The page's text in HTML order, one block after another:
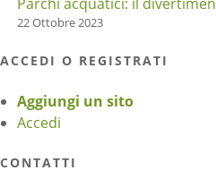
22 Ottobre 2023
ACCEDI O REGISTRATI
Aggiungi un sito
Accedi
CONTATTI